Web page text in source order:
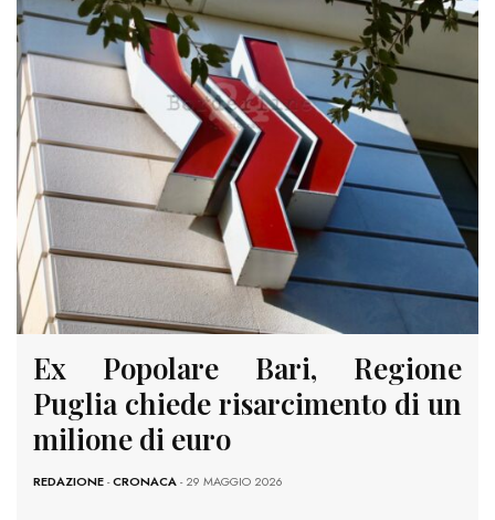
Ex Popolare Bari, Regione
Puglia chiede risarcimento di un
milione di euro
REDAZIONE-CRONACA- 29 MAGGIO 2026